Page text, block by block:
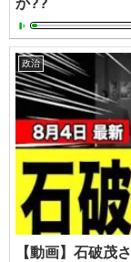
政治
【動画】石破茂